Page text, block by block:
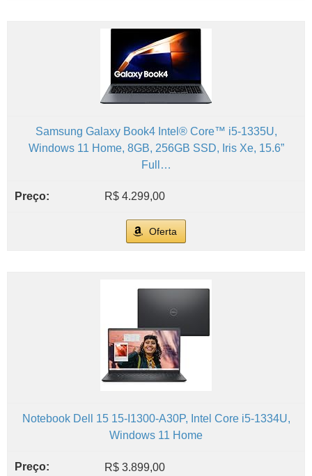
Samsung Galaxy Book4 Intel® Core™ i5-1335U,
Windows 11 Home, 8GB, 256GB SSD, Iris Xe, 15.6”
Full…
R$ 4.299,00
Oferta
Notebook Dell 15 15-I1300-A30P, Intel Core i5-1334U,
Windows 11 Home
R$ 3.899,00